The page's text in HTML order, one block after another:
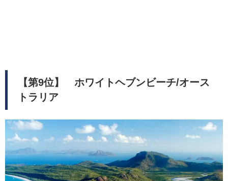
【第9位】 ホワイトヘブンビーチ/オース
トラリア